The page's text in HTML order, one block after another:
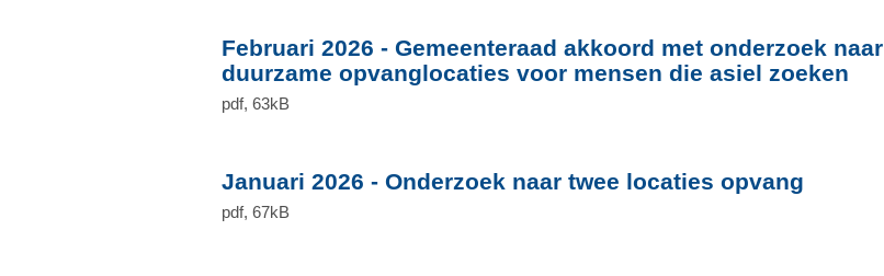
Februari 2026 - Gemeenteraad akkoord met onderzoek naar
duurzame opvanglocaties voor mensen die asiel zoeken
pdf, 63kB
Januari 2026 - Onderzoek naar twee locaties opvang
pdf, 67kB